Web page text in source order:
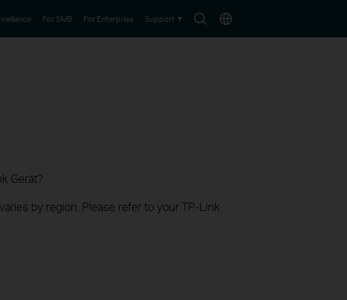
SearchChoose
For SMB For Enterprise Support
Gerät?
by region. Please refer to your TP-Link